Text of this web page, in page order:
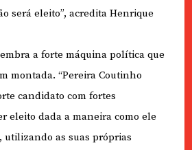
será eleito”, acredita Henrique
a forte máquina política que
montada. “Pereira Coutinho
candidato com fortes
eleito dada a maneira como ele
utilizando as suas próprias